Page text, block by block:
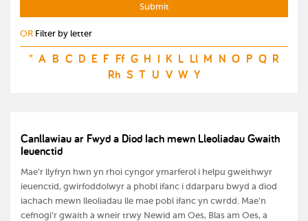
OR Filter by letter
* A B C D E F Ff G H I K L Ll M N O P Q R
Rh S T U V W Y
Canllawiau ar Fwyd a Diod Iach mewn Lleoliadau Gwaith
Ieuenctid
Mae’r llyfryn hwn yn rhoi cyngor ymarferol i helpu gweithwyr
ieuenctid, gwirfoddolwyr a phobl ifanc i ddarparu bwyd a diod
iachach mewn lleoliadau lle mae pobl ifanc yn cwrdd. Mae’n
cefnogi’r gwaith a wneir trwy Newid am Oes, Blas am Oes, a